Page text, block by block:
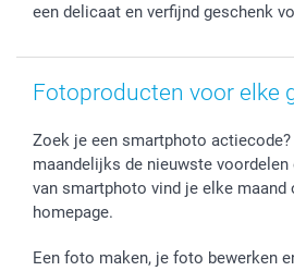
Geboorte
Cookiebeleid
Investor Relations
Mijn orderstatus
een delicaat en verfijnd geschenk
Fotoproducten voor elke
Zoek je een smartphoto actiecode?
maandelijks de nieuwste
van smartphoto vind je elke maand
homepage.
Een foto maken, je foto bewerken